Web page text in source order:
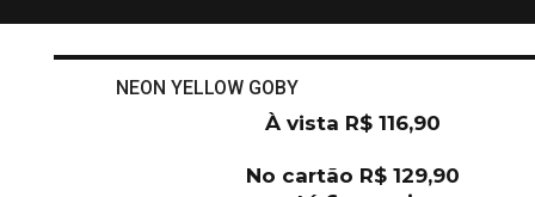
NEON YELLOW GOBY
À vista R$116,90
No cartão R$129,90